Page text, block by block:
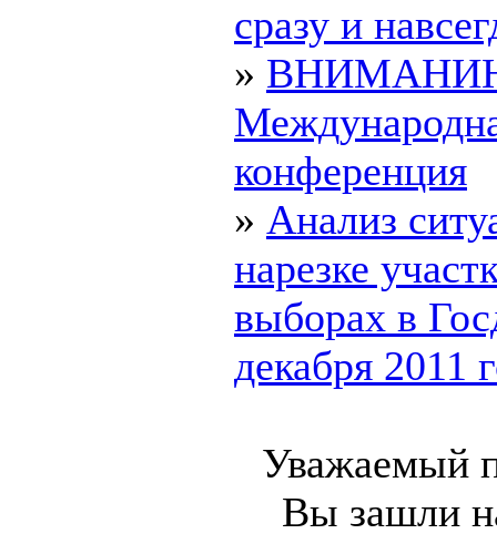
сразу и
»
конференция
» Анализ
нарезке
выборах в
декабря 2011
Уважаемый
Вы зашли